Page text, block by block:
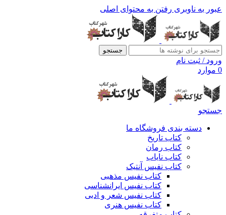
عبور به ناوبری رفتن به محتوای اصلی
جستجو
ورود / ثبت نام
0 موارد
جستجو
دسته بندی فروشگاه ما
کتاب تاریخ
کتاب رمان
کتاب نایاب
کتاب نفیس آنتیک
کتاب نفیس مذهبی
کتاب نفیس ایرانشناسی
کتاب نفیس شعر و ادبی
کتاب نفیس هنری